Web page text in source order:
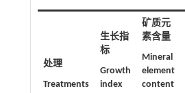
处理
Treatments
生长指
标
Growth
index
矿质元
素含量
Mineral
element
content